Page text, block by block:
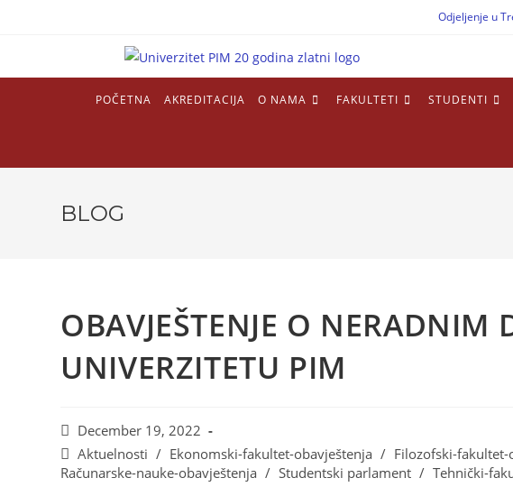
Odjeljenje u
POČETNA AKREDITACIJA O NAMA FAKULTETI STUDENTI
BLOG
OBAVJEŠTENJE O
UNIVERZITETU PIM
December 19, 2022
Aktuelnosti / Ekonomski-fakultet-obavještenja / Filozofski-fakultet-
Računarske-nauke-obavještenja / Studentski parlament / Tehnički-